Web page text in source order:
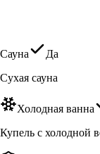
Сауна
Да
Сухая сауна
Холодная ванна
Купель с холодной